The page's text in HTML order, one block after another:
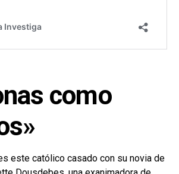
como
este católico casado con su novia de